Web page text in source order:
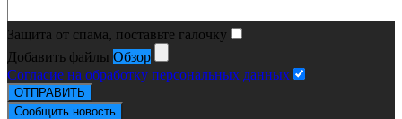
Защита от спама, поставьте галочку
Добавить файлы Обзор
Согласие на обработку персональных данных
ОТПРАВИТЬ
Сообщить новость